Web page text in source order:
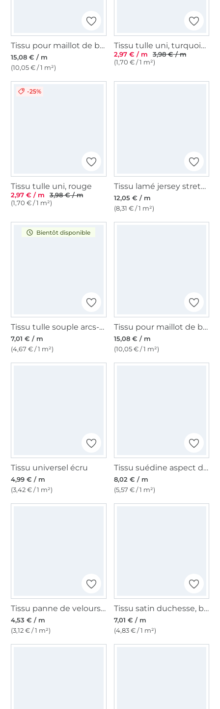
Tissu pour maillot de bain bleu royal
15,08 € / m
(10,05 € / 1 m²)
Tissu tulle uni, turquoise
2,97 € / m
3,98 € / m
(1,70 € / 1 m²)
-25%
Tissu tulle uni, rouge
2,97 € / m
3,98 € / m
(1,70 € / 1 m²)
Tissu lamé jersey stretch écailles, turquoise
12,05 € / m
(8,31 € / 1 m²)
Bientôt disponible
Tissu tulle souple arcs-en-ciel, multicolore foncé
7,01 € / m
(4,67 € / 1 m²)
Tissu pour maillot de bain bleu des mers du sud
15,08 € / m
(10,05 € / 1 m²)
Tissu universel écru
4,99 € / m
(3,42 € / 1 m²)
Tissu suédine aspect daim nubuck, gris argent
8,02 € / m
(5,57 € / 1 m²)
Tissu panne de velours, rouge foncé
4,53 € / m
(3,12 € / 1 m²)
Tissu satin duchesse, bleu marine
7,01 € / m
(4,83 € / 1 m²)